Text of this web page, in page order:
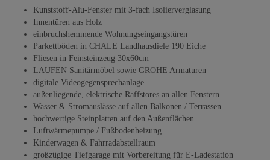
Kunststoff-Alu-Fenster mit 3-fach Isolierverglasung
Innentüren aus Holz
einbruchshemmende Wohnungseingangstüren
Parkettböden in CHALE Landhausdiele 190 Eiche
Fliesen in Feinsteinzeug 30x60cm
LAUFEN Sanitärmöbel sowie GROHE Armaturen
digitale Videogegensprechanlage
außenliegende, elektrische Raffstores an allen Fenstern
Wasser & Stromauslässe auf allen Balkonen / Terrassen
hochwertige Steinplatten auf den Außenflächen
Luftwärmepumpe / Fußbodenheizung
Kinderwagen & Fahrradabstellraum
großzügige Tiefgarage mit Vorbereitung für E-Ladestation